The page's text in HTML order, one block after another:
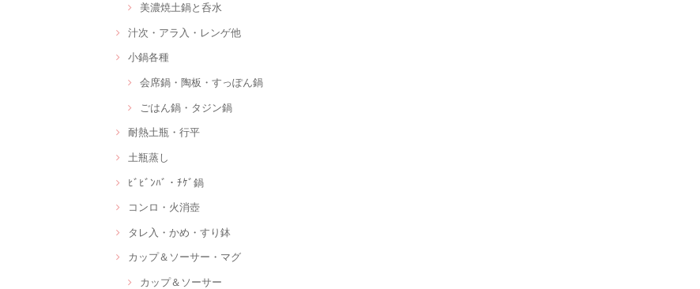
美濃焼土鍋と呑水
汁次・アラ入・レンゲ他
小鍋各種
会席鍋・陶板・すっぽん鍋
ごはん鍋・タジン鍋
耐熱土瓶・行平
土瓶蒸し
ﾋﾞﾋﾞﾝﾊﾞ・ﾁｹﾞ鍋
コンロ・火消壺
タレ入・かめ・すり鉢
カップ＆ソーサー・マグ
カップ＆ソーサー